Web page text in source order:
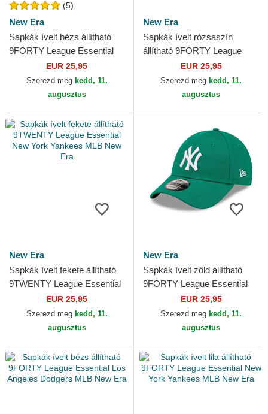
(5)
New Era
Sapkák ívelt bézs állítható
9FORTY League Essential
New York Yankees MLB
New Era
EUR 25,95
Szerezd meg kedd, 11.
augusztus
New Era
Sapkák ívelt rózsaszín
állítható 9FORTY League
Essential New York Yankees
MLB New Era
EUR 25,95
Szerezd meg kedd, 11.
augusztus
New Era
Sapkák ívelt fekete állítható
9TWENTY League Essential
New York Yankees MLB
New Era
EUR 25,95
Szerezd meg kedd, 11.
augusztus
New Era
Sapkák ívelt zöld állítható
9FORTY League Essential
New York Yankees MLB New
EUR 25,95
Szerezd meg kedd, 11.
augusztus